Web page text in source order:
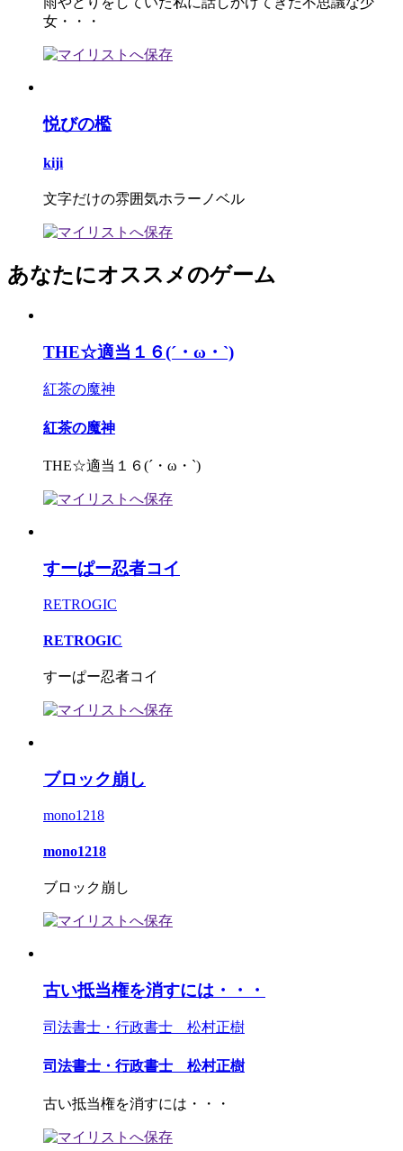
女・・・
悦びの檻
kiji
文字だけの雰囲気ホラーノベル
あなたにオススメのゲーム
THE☆適当１６(´・ω・`)
紅茶の魔神
紅茶の魔神
THE☆適当１６(´・ω・`)
すーぱー忍者コイ
RETROGIC
RETROGIC
すーぱー忍者コイ
ブロック崩し
mono1218
mono1218
ブロック崩し
古い抵当権を消すには・・・
司法書士・行政書士 松村正樹
司法書士・行政書士 松村正樹
古い抵当権を消すには・・・